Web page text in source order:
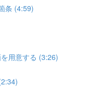
条 (4:59)
用意する (3:26)